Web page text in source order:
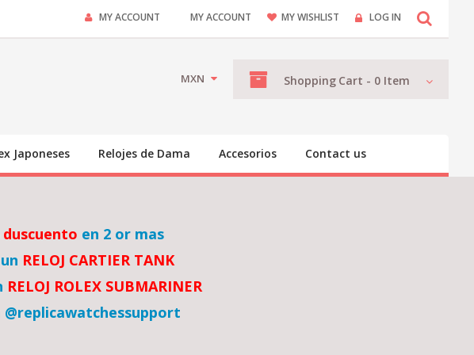
MY ACCOUNT MY ACCOUNT MY WISHLIST LOG IN
Shopping Cart - 0 Item
MXN
Japoneses Relojes de Dama Accesorios Contact us
duscuento en 2 or mas
RELOJ CARTIER TANK
RELOJ ROLEX SUBMARINER
@replicawatchessupport